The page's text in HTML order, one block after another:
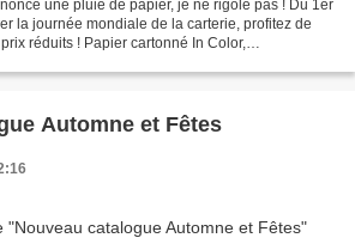
une pluie de papier, je ne rigole pas ! Du 1er
la journée mondiale de la carterie, profitez de
réduits ! Papier cartonné In Color,
Automne et Fêtes